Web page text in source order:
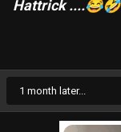
Hattrick ....😂🤣
1 month later...